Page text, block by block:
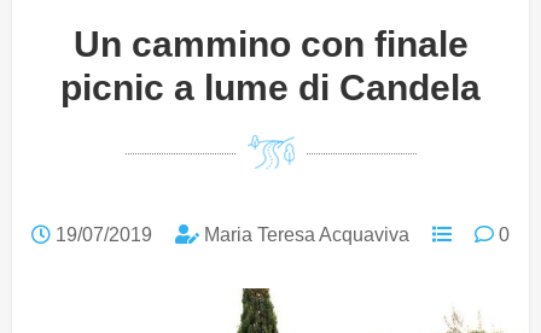
Un cammino con finale
picnic a lume di Candela
19/07/2019 Maria Teresa Acquaviva 0